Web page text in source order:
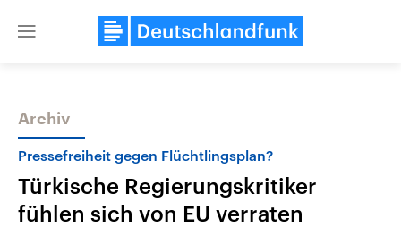
Close
Themen
Archiv
Pressefreiheit gegen Flüchtlingsplan?
Türkische Regierungskritiker
fühlen sich von EU verraten